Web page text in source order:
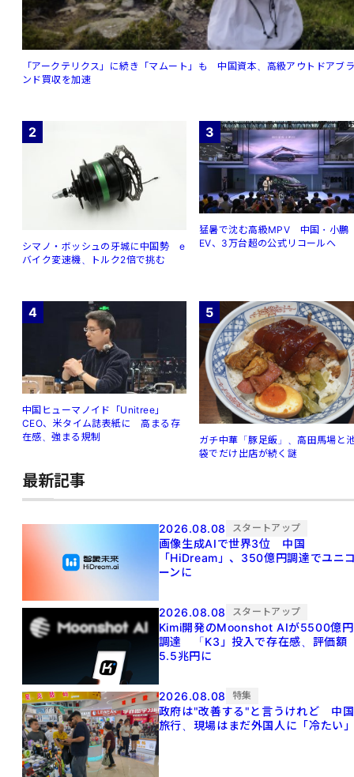
「アークテリクス」に続き「マムート」も 中国資本、高級アウトドアブ
ンド買収を加速
2
シマノ・ボッシュの牙城に中国勢 e
バイク変速機、トルク2倍で挑む
3
猛暑で沈む高級MPV 中国・小鵬
EV、3万台超の公式リコールへ
4
中国ヒューマノイド「Unitree」
CEO、米タイム誌表紙に 高まる存
在感、強まる規制
5
ガチ中華「豚足飯」、高田馬場と
袋でだけ出店が続く謎
最新記事
2026.08.08 スタートアップ
画像生成AIで世界3位 中国
「HiDream」、350億円調達でユニ
ーンに
2026.08.08 スタートアップ
Kimi開発のMoonshot AIが5500億円
調達 「K3」投入で存在感、評価額
5.5兆円に
2026.08.08 特集
政府は"改善する"と言うけれど 中国
旅行、現場はまだ外国人に「冷たい